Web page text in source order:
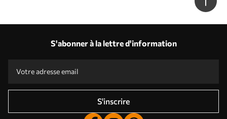
S'abonner à la lettre d'information
S'inscrire